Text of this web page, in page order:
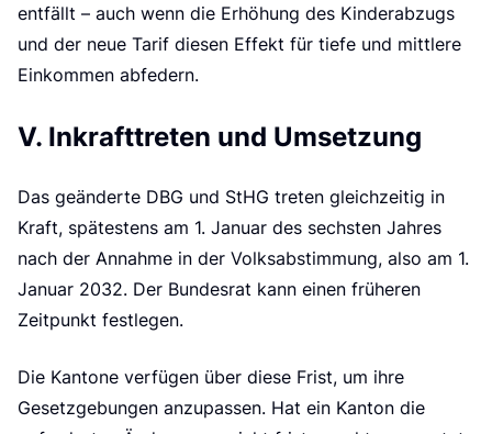
entfällt – auch wenn die Erhöhung des Kinderabzugs
und der neue Tarif diesen Effekt für tiefe und mittlere
Einkommen abfedern.
V. Inkrafttreten und Umsetzung
Das geänderte DBG und StHG treten gleichzeitig in
Kraft, spätestens am 1. Januar des sechsten Jahres
nach der Annahme in der Volksabstimmung, also am 1.
Januar 2032. Der Bundesrat kann einen früheren
Zeitpunkt festlegen.
Die Kantone verfügen über diese Frist, um ihre
Gesetzgebungen anzupassen. Hat ein Kanton die